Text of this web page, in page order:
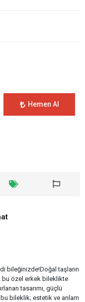
Hemen Al
bileğinizde!Doğal taşların
bu özel erkek bileklikte
tasarımı, güçlü
bileklik; estetik ve anlam